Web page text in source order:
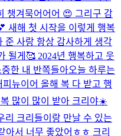
챙겨묵어어어 😍 그리구 감
새해 첫 시작을 이렇게 행복
준 사랑 항상 감사하게 생각
될게🥰 2024년 행복하고 웃
한 내 반쪽들아오늘 하루는
피뉴이어 올해 복 다 받고 행
복 많이 많이 받아 크리야☀️
리 크리들이랑 만날 수 있는
아서 너무 좋았어ㅎㅎ 크리